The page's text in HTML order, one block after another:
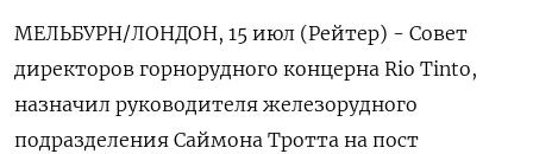
МЕЛЬБУРН/ЛОНДОН, 15 июл (Рейтер) - Совет
директоров горнорудного концерна Rio Tinto,
назначил руководителя железорудного
подразделения Саймона Тротта на пост